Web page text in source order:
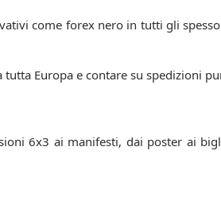
come forex nero in tutti gli
Europa e contare su spedizioni
6x3 ai manifesti, dai poster ai